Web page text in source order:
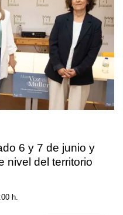
6 y 7 de junio y
nivel del territorio
h.